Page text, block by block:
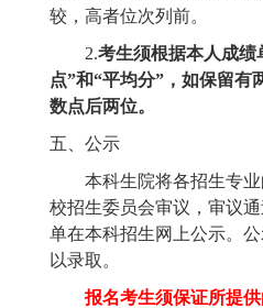
较，高者位次列前。
2.考生须根据本人成绩
点”和“平均分”，如保留有
数点后两位。
五、公示
本科生院将各招生专
校招生委员会审议，审议
单在本科招生网上公示。
以录取。
报名考生须保证所提